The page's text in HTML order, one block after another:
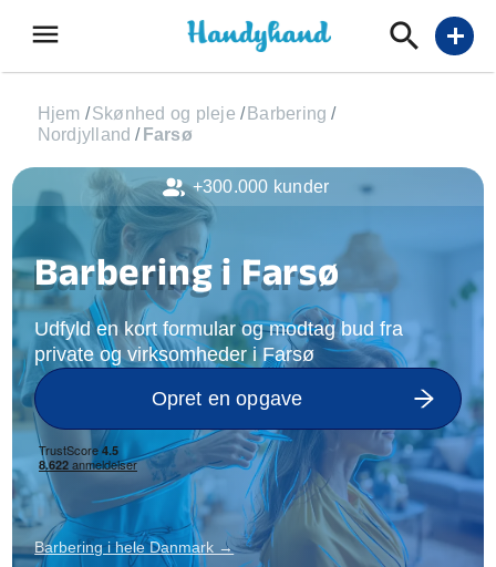
menu add
Hjem /Skønhed og pleje / Barbering /
Nordjylland / Farsø
Barbering i Farsø
Udfyld en kort formular og modtag bud fra
private og virksomheder i Farsø
Opret en opgave
Barbering i hele Danmark →
+300.000 kunder